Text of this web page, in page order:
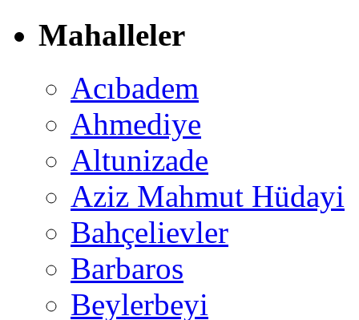
Mahalleler
Acıbadem
Ahmediye
Altunizade
Aziz Mahmut Hüdayi
Bahçelievler
Barbaros
Beylerbeyi